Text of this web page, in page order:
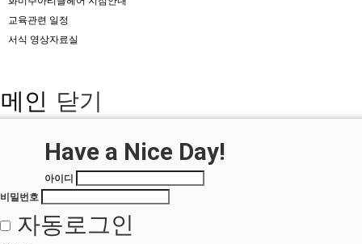
교육관련 일정
서식 영상자료실
메인 닫기
Have a Nice Day!
아이디
비밀번호
자동로그인